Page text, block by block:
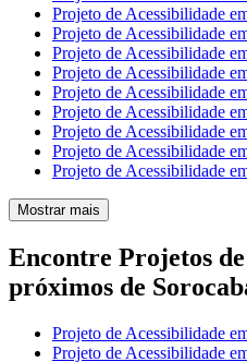
Projeto de Acessibilidade
Projeto de Acessibilidade
Projeto de Acessibilidade
Projeto de Acessibilidade
Projeto de Acessibilidade
Projeto de Acessibilidade
Projeto de Acessibilidade
Projeto de Acessibilidade
Projeto de Acessibilidade
Mostrar mais
Encontre Projetos
próximos de
Projeto de Acessibilidade
Projeto de Acessibilidade